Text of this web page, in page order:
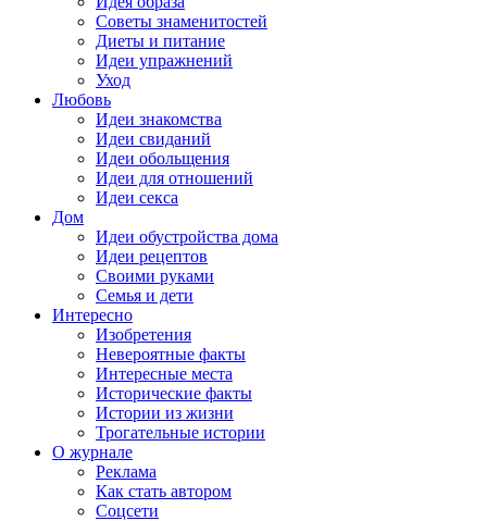
Советы знаменитостей
Диеты и питание
Идеи упражнений
Уход
Любовь
Идеи знакомства
Идеи свиданий
Идеи обольщения
Идеи для отношений
Идеи секса
Дом
Идеи обустройства дома
Идеи рецептов
Своими руками
Семья и дети
Интересно
Изобретения
Невероятные факты
Интересные места
Исторические факты
Истории из жизни
Трогательные истории
О журнале
Реклама
Как стать автором
Соцсети